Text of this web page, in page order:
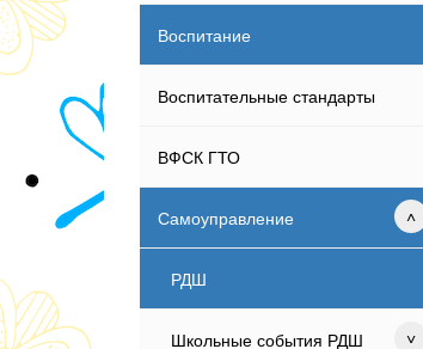
Воспитание
Воспитательные стандарты
ВФСК ГТО
Самоуправление
РДШ
Школьные события РДШ